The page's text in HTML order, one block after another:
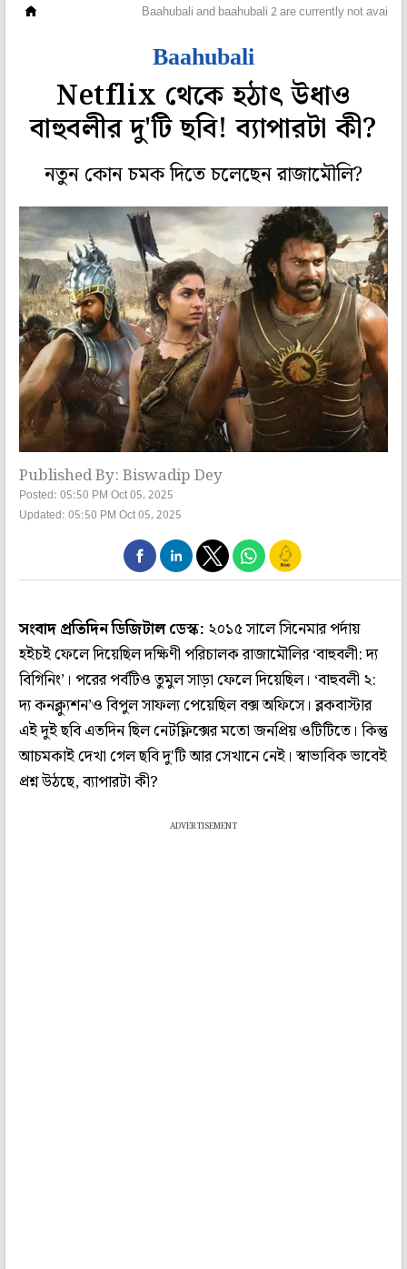
Baahubali and baahubali 2 are currently not
Baahubali
Netflix থেকে হঠাৎ উধাও
বাহুবলীর দু'টি ছবি! ব্যাপারটা কী?
নতুন কোন চমক দিতে চলেছেন রাজামৌলি?
Published By: Biswadip Dey
Posted: 05:50 PM Oct 05, 2025
Updated: 05:50 PM Oct 05, 2025
সংবাদ প্রতিদিন ডিজিটাল ডেস্ক: ২০১৫ সালে সিনেমার পর্দায়
হইচই ফেলে দিয়েছিল দক্ষিণী পরিচালক রাজামৌলির ‘বাহুবলী: দ্য
বিগিনিং’। পরের পর্বটিও তুমুল সাড়া ফেলে দিয়েছিল। ‘বাহুবলী ২:
দ্য কনক্ল্যুশন’ও বিপুল সাফল্য পেয়েছিল বক্স অফিসে। ব্লকবাস্টার
এই দুই ছবি এতদিন ছিল নেটফ্লিক্সের মতো জনপ্রিয় ওটিটিতে। কিন্তু
আচমকাই দেখা গেল ছবি দু'টি আর সেখানে নেই। স্বাভাবিক ভাবেই
প্রশ্ন উঠছে, ব্যাপারটা কী?
ADVERTISEMENT